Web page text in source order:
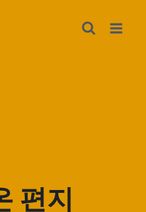
편지